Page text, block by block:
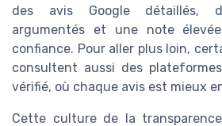
des avis Google détaillés,
argumentés et une note
confiance. Pour aller plus loin,
consultent aussi des
vérifié, où chaque avis est mieux
Cette culture de la